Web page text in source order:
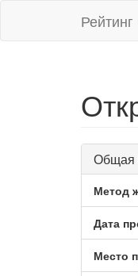
Общая
Метод
Дата
Место